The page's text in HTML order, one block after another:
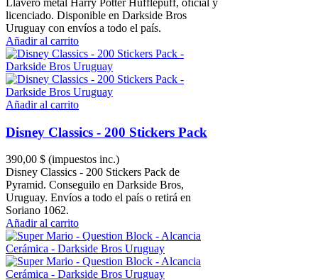
Llavero metal Harry Potter Hufflepuff, oficial y
licenciado. Disponible en Darkside Bros
Uruguay con envíos a todo el país.
Añadir al carrito
Añadir al carrito
Disney Classics - 200 Stickers Pack
390,00 $ (impuestos inc.)
Disney Classics - 200 Stickers Pack de
Pyramid. Conseguilo en Darkside Bros,
Uruguay. Envíos a todo el país o retirá en
Soriano 1062.
Añadir al carrito